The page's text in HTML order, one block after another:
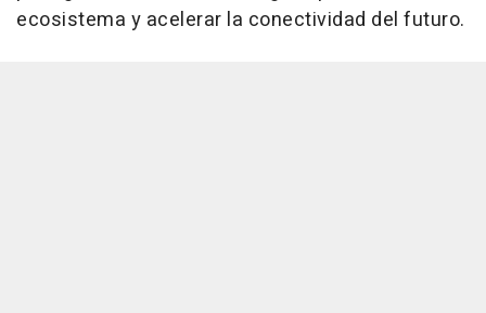
ecosistema y acelerar la conectividad del futuro.